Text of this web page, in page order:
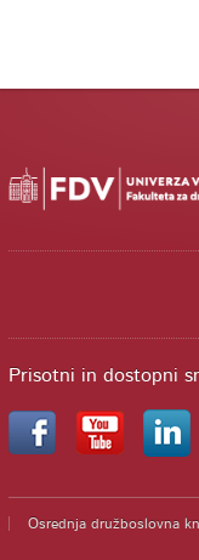
Prisotni in dostopni
Osrednja družboslovna